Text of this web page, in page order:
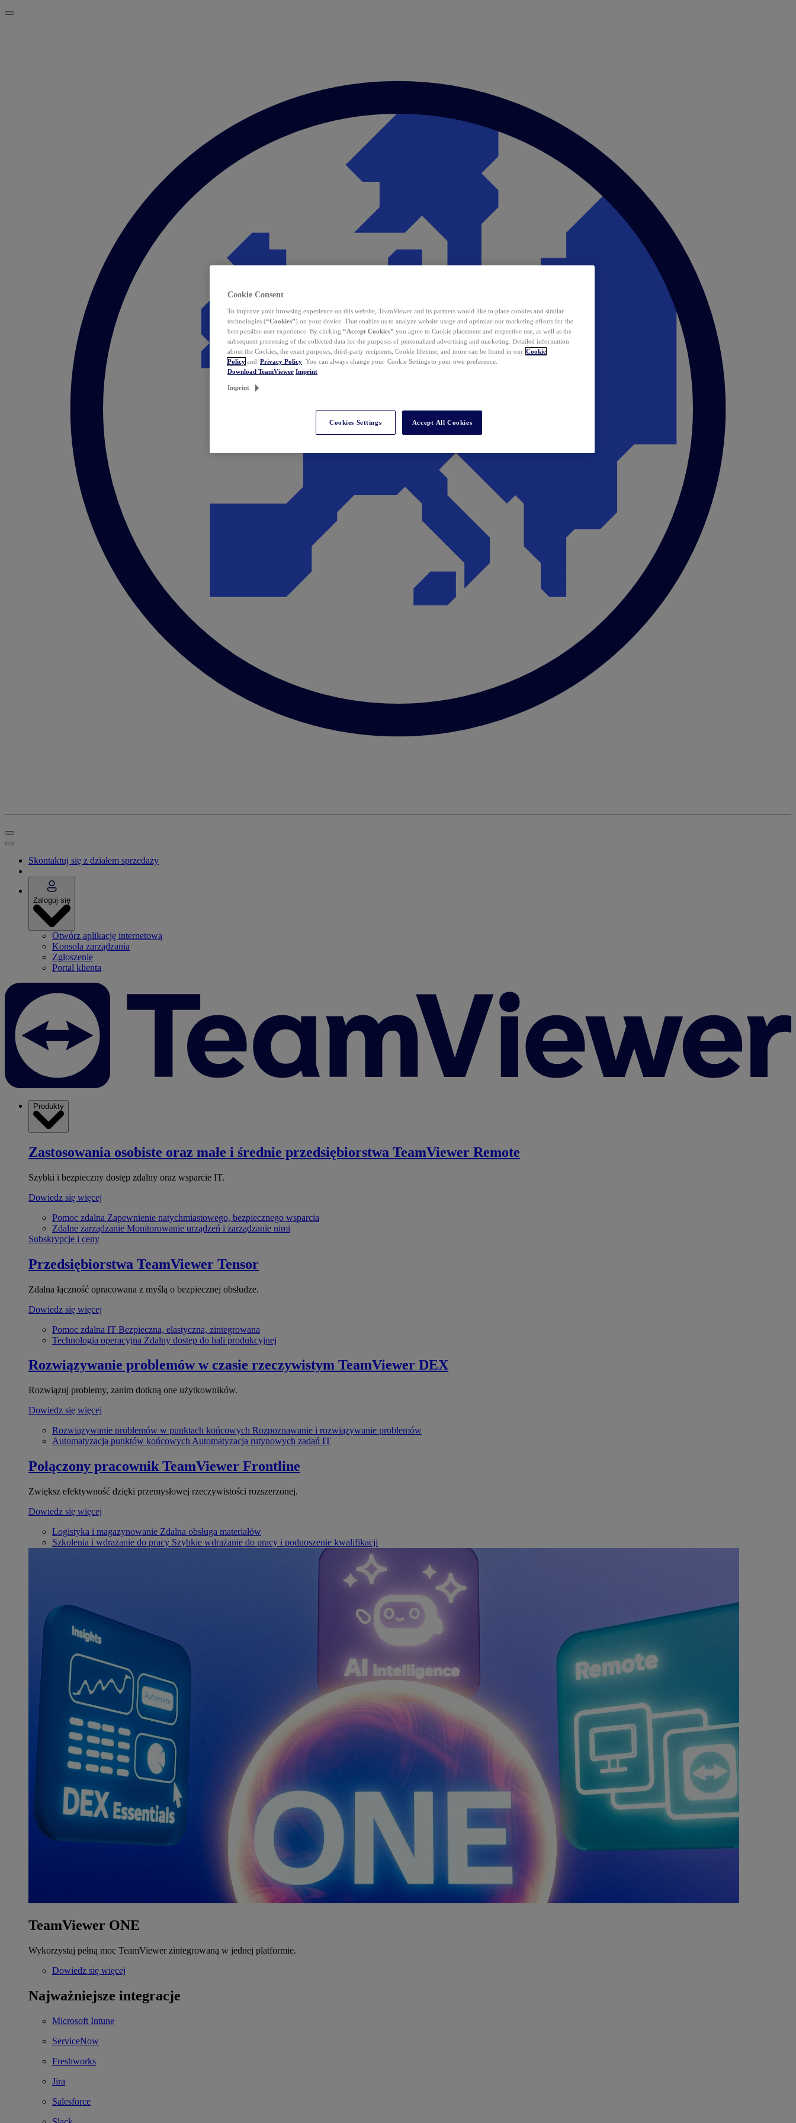
Skontaktuj się z działem sprzedaży
Zaloguj się
Otwórz aplikację internetową
Konsola zarządzania
Zgłoszenie
Portal klienta
Produkty
Zastosowania osobiste oraz małe i średnie przedsiębiorstwa TeamViewer Remote
Szybki i bezpieczny dostęp zdalny oraz wsparcie IT.
Dowiedz się więcej
Pomoc zdalna Zapewnienie natychmiastowego, bezpiecznego wsparcia
Zdalne zarządzanie Monitorowanie urządzeń i zarządzanie nimi
Subskrypcje i ceny
Przedsiębiorstwa TeamViewer Tensor
Zdalna łączność opracowana z myślą o bezpiecznej obsłudze.
Dowiedz się więcej
Pomoc zdalna IT Bezpieczna, elastyczna, zintegrowana
Technologia operacyjna Zdalny dostęp do hali produkcyjnej
Rozwiązywanie problemów w czasie rzeczywistym TeamViewer DEX
Rozwiązuj problemy, zanim dotkną one użytkowników.
Dowiedz się więcej
Rozwiązywanie problemów w punktach końcowych Rozpoznawanie i rozwiązywanie problemów
Automatyzacja punktów końcowych Automatyzacja rutynowych zadań IT
Połączony pracownik TeamViewer Frontline
Zwiększ efektywność dzięki przemysłowej rzeczywistości rozszerzonej.
Dowiedz się więcej
Logistyka i magazynowanie Zdalna obsługa materiałów
Szkolenia i wdrażanie do pracy Szybkie wdrażanie do pracy i podnoszenie kwalifikacji
TeamViewer ONE
Wykorzystaj pełną moc TeamViewer zintegrowaną w jednej platformie.
Dowiedz się więcej
Najważniejsze integracje
Microsoft Intune
ServiceNow
Freshworks
Jira
Salesforce
Cookie Consent
To improve your browsing experience on this website, TeamViewer and its partners would like to place cookies and similar
technologies (“Cookies”) on your device. That enables us to analyze website usage and optimize our marketing efforts for the
best possible user experience. By clicking “Accept Cookies” you agree to Cookie placement and respective use, as well as the
subsequent processing of the collected data for the purposes of personalized advertising and marketing. Detailed information
about the Cookies, the exact purposes, third-party recipients, Cookie lifetime, and more can be found in our Cookie
Policy and Privacy Policy . You can always change your Cookie Settings to your own preference.
Download TeamViewer Imprint
Imprint
Cookies Settings Accept All Cookies